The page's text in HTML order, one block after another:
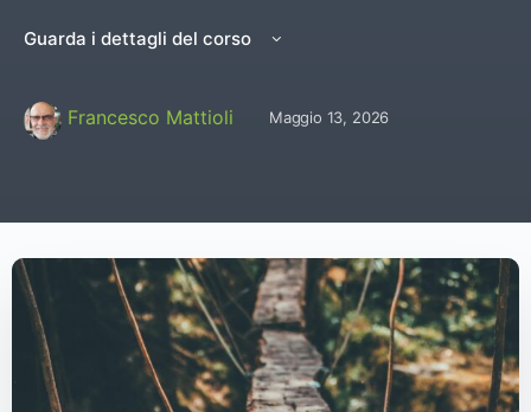
Guarda i dettagli del corso
Francesco Mattioli Maggio 13, 2026